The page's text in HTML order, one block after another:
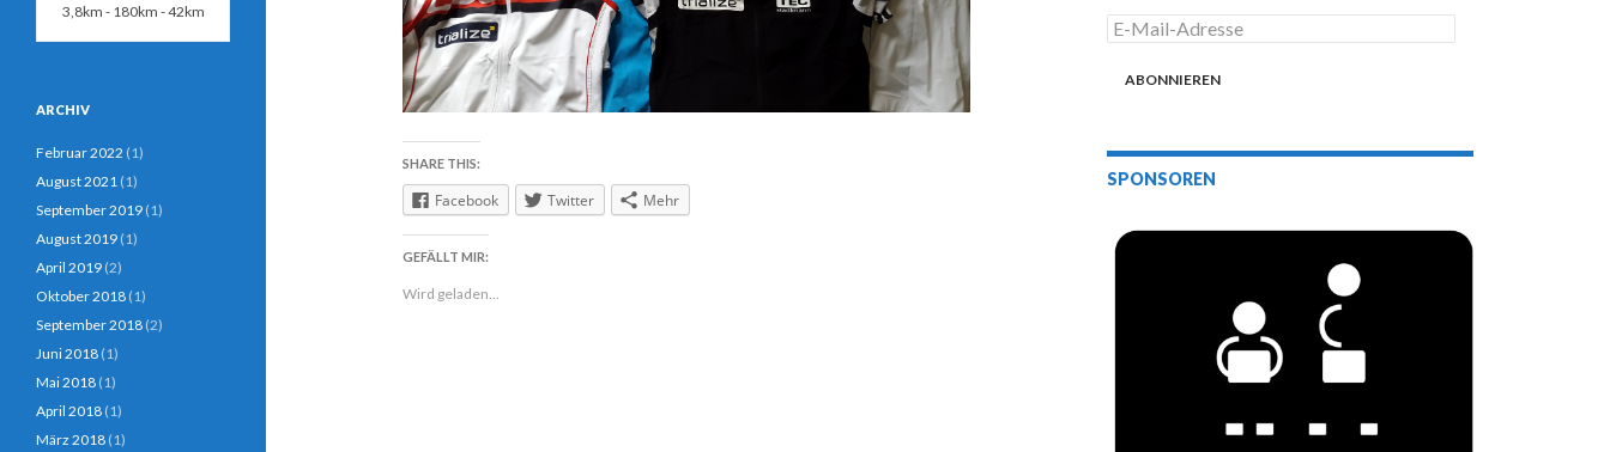
SHARE THIS:
Facebook Twitter Mehr
GEFÄLLT MIR:
Wird geladen...
E-
Mail-
ABONNIEREN
SPONSOREN
3,8km - 180km - 42km
ARCHIV
Februar 2022 (1)
August 2021 (1)
September 2019 (1)
August 2019 (1)
April 2019 (2)
Oktober 2018 (1)
September 2018 (2)
Juni 2018 (1)
Mai 2018 (1)
April 2018 (1)
März 2018 (1)